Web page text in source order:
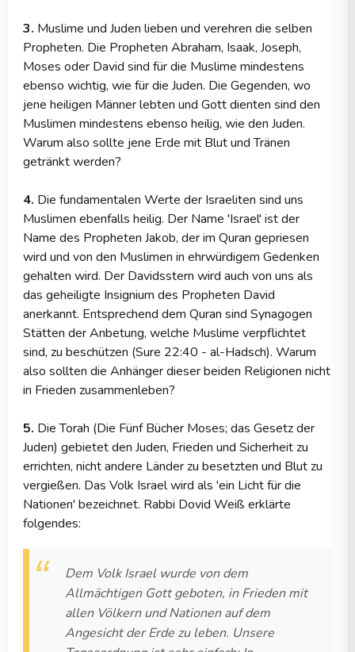
3. Muslime und Juden lieben und verehren die selben
Propheten. Die Propheten Abraham, Isaak, Joseph,
Moses oder David sind für die Muslime mindestens
ebenso wichtig, wie für die Juden. Die Gegenden, wo
jene heiligen Männer lebten und Gott dienten sind den
Muslimen mindestens ebenso heilig, wie den Juden.
Warum also sollte jene Erde mit Blut und Tränen
getränkt werden?
4. Die fundamentalen Werte der Israeliten sind uns
Muslimen ebenfalls heilig. Der Name 'Israel' ist der
Name des Propheten Jakob, der im Quran gepriesen
wird und von den Muslimen in ehrwürdigem Gedenken
gehalten wird. Der Davidsstern wird auch von uns als
das geheiligte Insignium des Propheten David
anerkannt. Entsprechend dem Quran sind Synagogen
Stätten der Anbetung, welche Muslime verpflichtet
sind, zu beschützen (Sure 22:40 - al-Hadsch). Warum
also sollten die Anhänger dieser beiden Religionen nicht
in Frieden zusammenleben?
5. Die Torah (Die Fünf Bücher Moses; das Gesetz der
Juden) gebietet den Juden, Frieden und Sicherheit zu
errichten, nicht andere Länder zu besetzten und Blut zu
vergießen. Das Volk Israel wird als 'ein Licht für die
Nationen' bezeichnet. Rabbi Dovid Weiß erklärte
folgendes:
Dem Volk Israel wurde von dem
Allmächtigen Gott geboten, in Frieden mit
allen Völkern und Nationen auf dem
Angesicht der Erde zu leben. Unsere